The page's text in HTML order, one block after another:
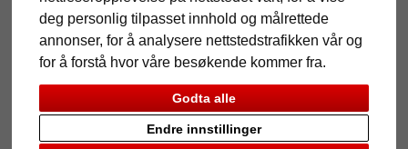
deg personlig tilpasset innhold og målrettede
annonser, for å analysere nettstedstrafikken vår og
for å forstå hvor våre besøkende kommer fra.
Godta alle
Endre innstillinger
Tilbake